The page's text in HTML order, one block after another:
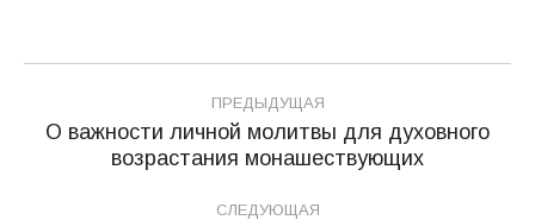
Навигация
по
записям
ПРЕДЫДУЩАЯ
Предыдущая
О важности личной молитвы для духовного
возрастания монашествующих
СЛЕДУЮЩАЯ